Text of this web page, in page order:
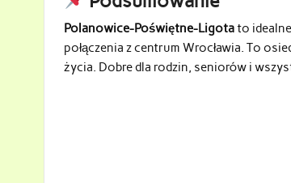
Polanowice-Poświętne-Ligotato
połączenia z centrum Wrocławia. To
życia. Dobre dla rodzin, seniorów i